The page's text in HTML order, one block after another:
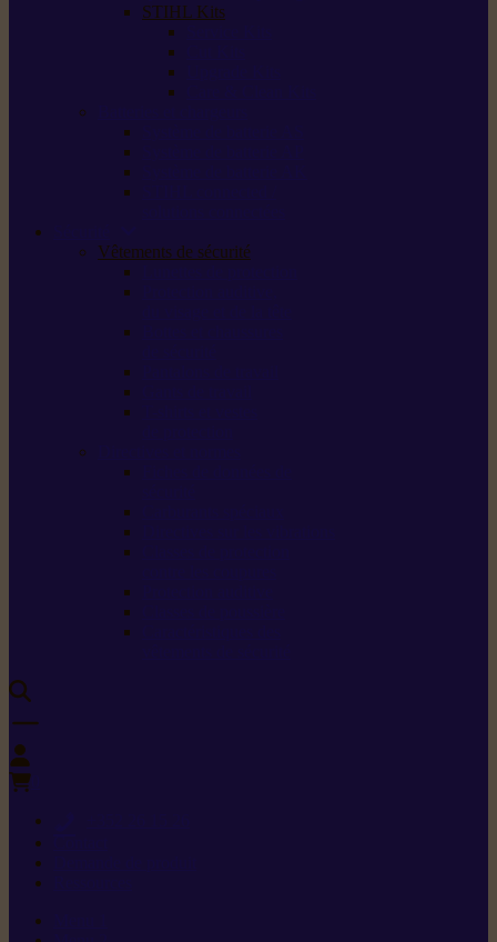
STIHL Kits
Vêtements de sécurité